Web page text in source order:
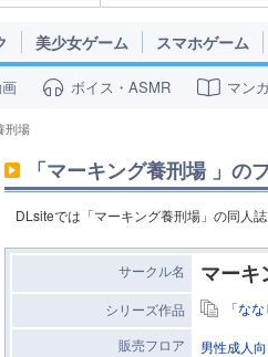
美少女ゲーム スマホゲーム
ボイス・ASMR マン
刑場
「マーキング養刑場 」の
DLsiteでは「マーキング養刑場」の同人
サークル名 マーキ
シリーズ作品
「な
販売フロア
男性成人